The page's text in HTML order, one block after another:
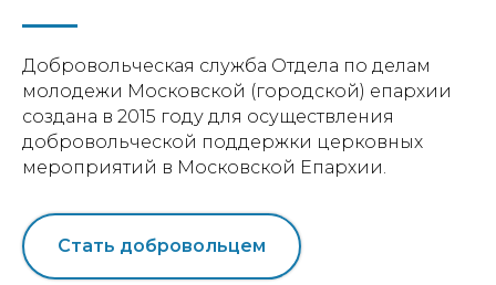
Добровольческая служба Отдела по делам
молодежи Московской (городской) епархии
создана в 2015 году для осуществления
добровольческой поддержки церковных
мероприятий в Московской Епархии.
Стать добровольцем